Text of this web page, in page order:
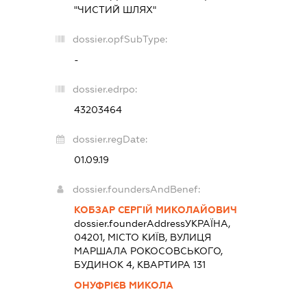
"ЧИСТИЙ ШЛЯХ"
dossier.opfSubType:
-
dossier.edrpo:
43203464
dossier.regDate:
01.09.19
dossier.foundersAndBenef:
КОБЗАР СЕРГІЙ МИКОЛАЙОВИЧ
dossier.founderAddressУКРАЇНА,
04201, МІСТО КИЇВ, ВУЛИЦЯ
МАРШАЛА РОКОСОВСЬКОГО,
БУДИНОК 4, КВАРТИРА 131
ОНУФРІЄВ МИКОЛА